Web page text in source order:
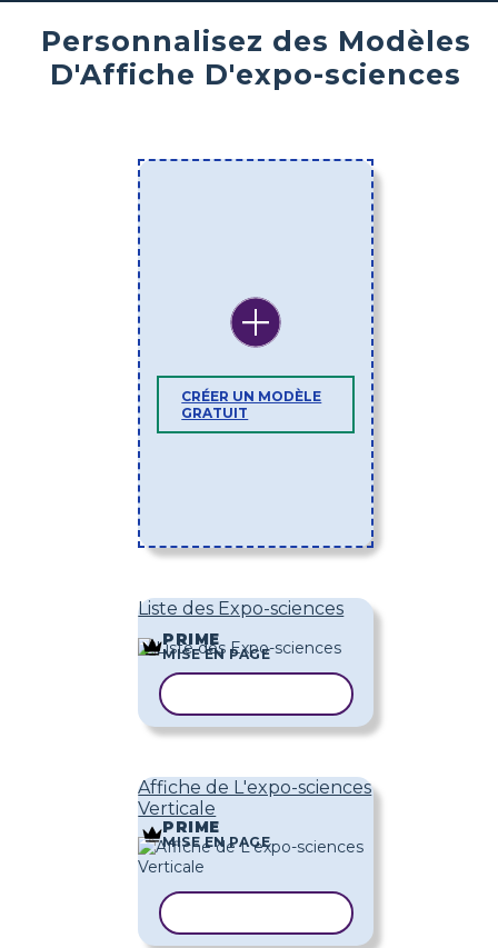
Personnalisez des Modèles
D'Affiche D'expo-sciences
CRÉER UN MODÈLE
GRATUIT
Liste des Expo-sciences
PRIME
MISE EN PAGE
Affiche de L'expo-sciences
Verticale
PRIME
MISE EN PAGE